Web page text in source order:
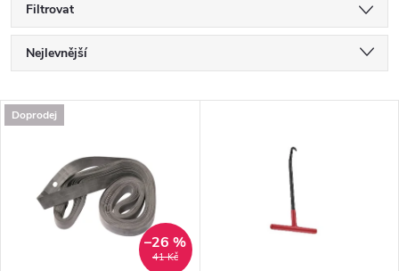
Filtrovat
Ř
a
Nejlevnější
Nejprodávanější
Abecedně
V
Doprodej
41 Kč
–26 %